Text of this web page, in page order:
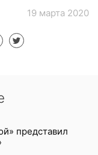
19 марта 2020
представил